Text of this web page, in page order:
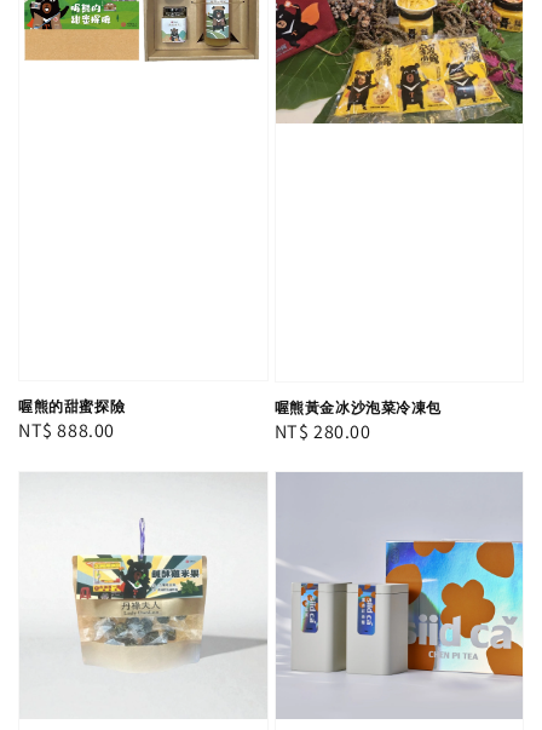
喔熊的甜蜜探險
Regular
NT$ 888.00
喔熊黃金冰沙泡菜冷凍包
Regular
NT$ 280.00